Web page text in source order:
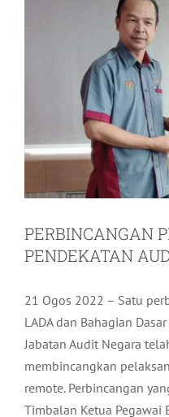
PERBINCANGAN
PENDEKATAN
21 Ogos 2022 – Satu
LADA dan Bahagian
Jabatan Audit Negara
membincangkan
remote. Perbincangan
Timbalan Ketua Pegawai